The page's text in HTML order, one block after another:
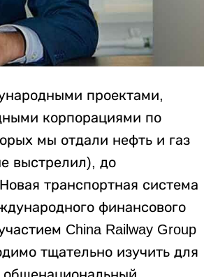
проектами,
корпорациями по
мы отдали нефть и газ
выстрелил), до
транспортная система
финансового
China Railway Group
тщательно изучить для